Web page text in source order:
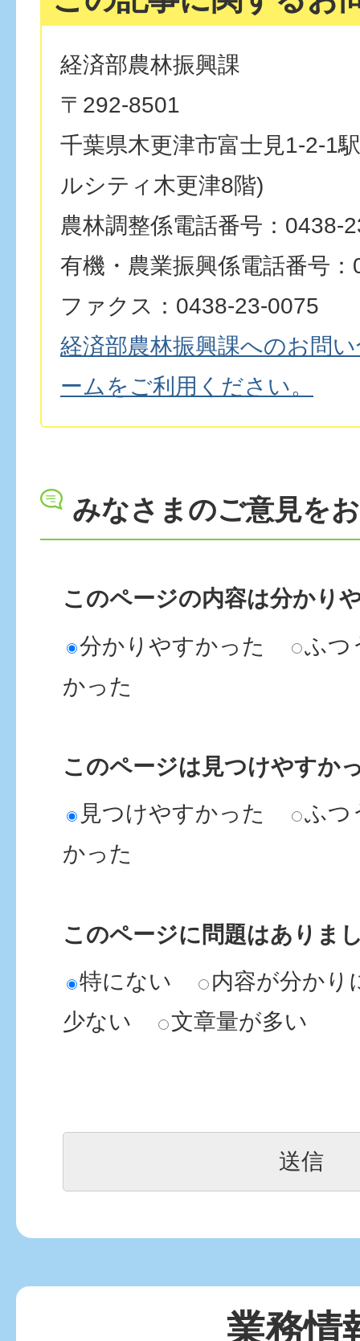
経済部農林振興課
〒292-8501
千葉県木更津市富士見1-2-1
ルシティ木更津8階)
農林調整係電話番号：0438-
有機・農業振興係電話番号
ファクス：0438-23-0075
経済部農林振興課へのお問
ームをご利用ください。
みなさまのご意見を
このページの内容は分かり
分かりやすかった
ふつ
かった
このページは見つけやすか
見つけやすかった
ふつ
かった
このページに問題はありま
特にない
内容が分かり
少ない
文章量が多い
業務情